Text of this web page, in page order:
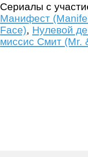
Сериалы с
Манифест
Face), Нулевой
миссис Смит (Mr.